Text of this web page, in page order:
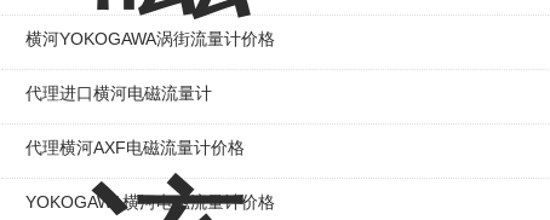
横河YOKOGAWA涡街流量计价格
代理进口横河电磁流量计
代理横河AXF电磁流量计价格
YOKOGAWA横河电磁流量计价格